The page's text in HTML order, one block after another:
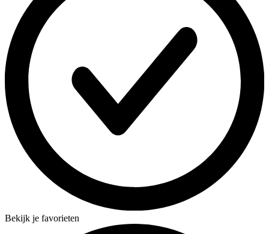
Bekijk je favorieten